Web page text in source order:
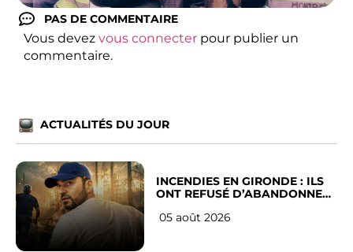
PAS DE COMMENTAIRE
Vous devez vous connecter pour publier un
commentaire.
ACTUALITÉS DU JOUR
INCENDIES EN GIRONDE : ILS
ONT REFUSÉ D’ABANDONNER
05 août 2026